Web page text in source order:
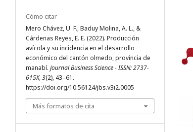
Cómo citar
Mero Chávez, U. F., Baduy Molina, A. L., &
Cárdenas Reyes, E. E. (2022). Producción
avícola y su incidencia en el desarrollo
económico del cantón olmedo, provincia de
manabí. Journal Business Science - ISSN: 2737-
615X,3(2), 43–61.
https://doi.org/10.56124/jbs.v3i2.0005
Más formatos de cita